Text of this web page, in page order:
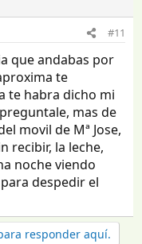
#11
que andabas por
te
te habra dicho mi
mas de
movil de Mª Jose,
recibir, la leche,
noche viendo
despedir el
responder aquí.